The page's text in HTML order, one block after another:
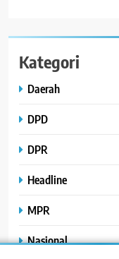
Kategori
Daerah
DPD
DPR
Headline
MPR
Nasional